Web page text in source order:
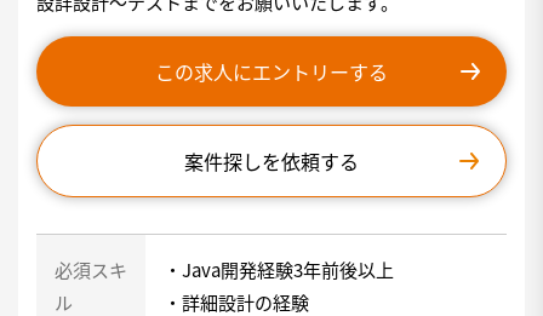
この求人にエントリーする
案件探しを依頼する
必須スキ
ル
・Java開発経験3年前後以上
・詳細設計の経験